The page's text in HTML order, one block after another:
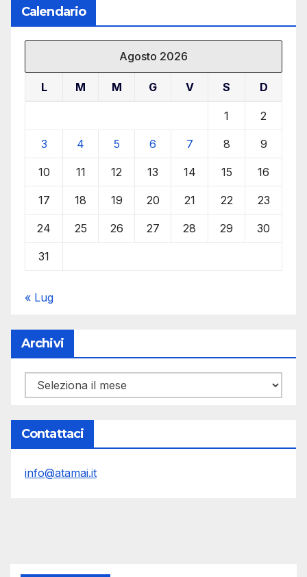
Calendario
Agosto 2026
L M M G V S D
1 2
3 4 5 6 7 8 9
10 11 12 13 14 15 16
17 18 19 20 21 22 23
24 25 26 27 28 29 30
31
« Lug
Archivi
Archivi
Contattaci
info@atamai.it